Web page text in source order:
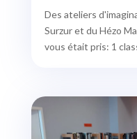
Des ateliers
Surzur et du Hézo
vous était pris: 1